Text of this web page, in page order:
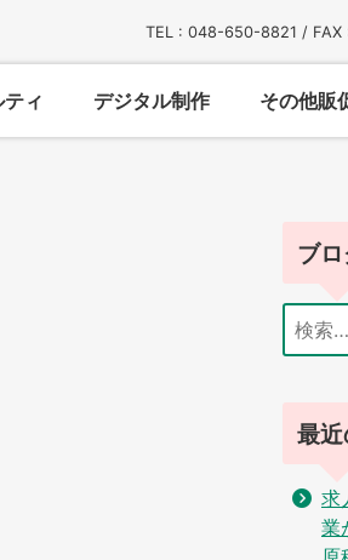
TEL : 048-650-8821 /
ティ デジタル制作 その他販
ブ
検
索:
最
求
業